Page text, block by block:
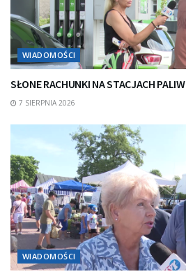
WIADOMOŚCI
SŁONE RACHUNKI NA STACJACH PALIW
7 SIERPNIA 2026
WIADOMOŚCI